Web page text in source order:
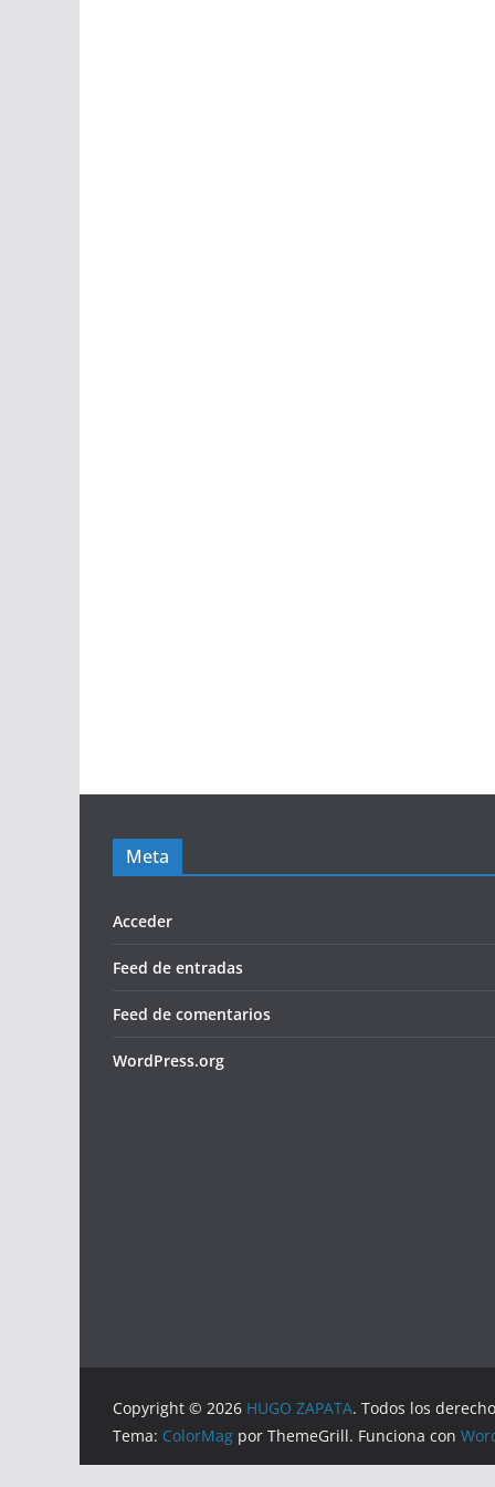
Meta
Acceder
Feed de entradas
Feed de comentarios
WordPress.org
Copyright © 2026 HUGO ZAPATA. Todos los
Tema: ColorMag por ThemeGrill. Funciona con